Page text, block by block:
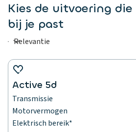
Kies de uitvoering
bij je past
Active 5d
Transmissie
Motorvermogen
Elektrisch bereik*